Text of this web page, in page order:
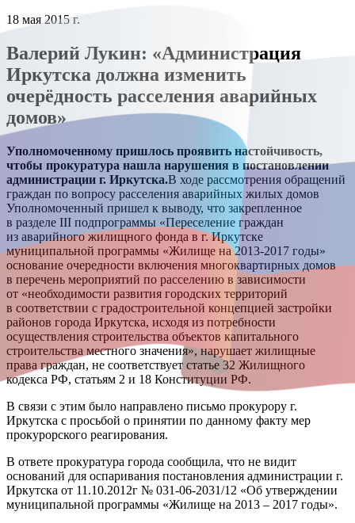
18 мая 2015 г.
Валерий Лукин: «Администрация
Иркутска должна изменить
очерёдность расселения аварийных
домов»
Уполномоченному пришлось проявить настойчивость,
чтобы прокуратура нашла нарушения в постановлении
администрации г. Иркутска.В ходе рассмотрения обращений
граждан по вопросу расселения аварийных жилых домов
Уполномоченный пришел к выводу, что закрепленное
в разделе III подпрограммы «Переселение граждан
из аварийного жилищного фонда в г. Иркутске
муниципальной программы «Жилище на 2013-2017 годы»
основание очередности включения многоквартирных домов
в перечень мероприятий по расселению в зависимости
от «необходимости развития городских территорий
в соответствии с градостроительной концепцией застройки
районов города Иркутска, исходя из потребности
осуществления строительства объектов капитального
строительства местного значения», нарушает жилищные
права граждан, не соответствует статье 32 Жилищного
кодекса РФ, статьям 2 и 18 Конституции РФ.
В связи с этим было направлено письмо прокурору г.
Иркутска с просьбой о принятии по данному факту мер
прокурорского реагирования.
В ответе прокуратура города сообщила, что не видит
оснований для оспаривания постановления администрации г.
Иркутска от 11.10.2012г № 031-06-2031/12 «Об утверждении
муниципальной программы «Жилище на 2013 – 2017 годы».